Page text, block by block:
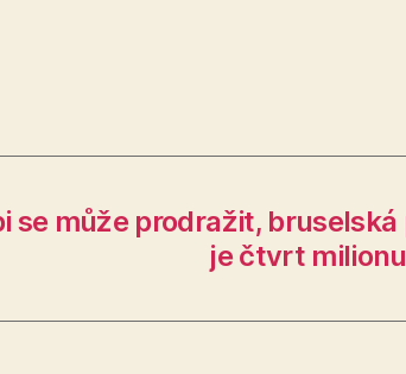
se může prodražit,
je čtvrt